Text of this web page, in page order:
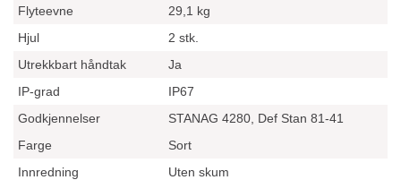
Flyteevne
29,1 kg
Hjul
2 stk.
Utrekkbart håndtak
Ja
IP-grad
IP67
Godkjennelser
STANAG 4280, Def Stan 81-41
Farge
Sort
Innredning
Uten skum